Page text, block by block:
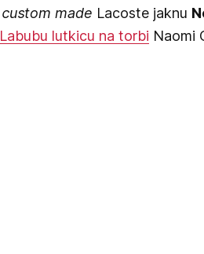
custom made Lacoste jaknu
Labubu lutkicu na torbi Naomi